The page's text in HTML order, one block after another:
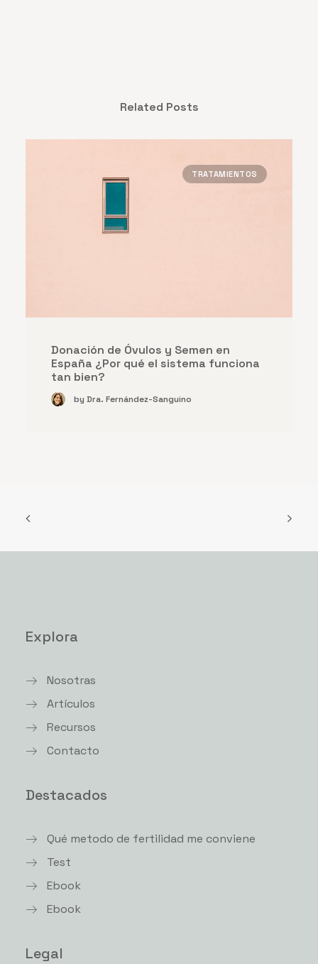
Related Posts
TRATAMIENTOS
Congelación de óvulos en España:
preguntas frecuentes
by Dra. Fernández-Sanguino
Explora
Nosotras
Artículos
Recursos
Contacto
Destacados
Qué metodo de fertilidad me conviene
Test
Ebook
Ebook
Legal